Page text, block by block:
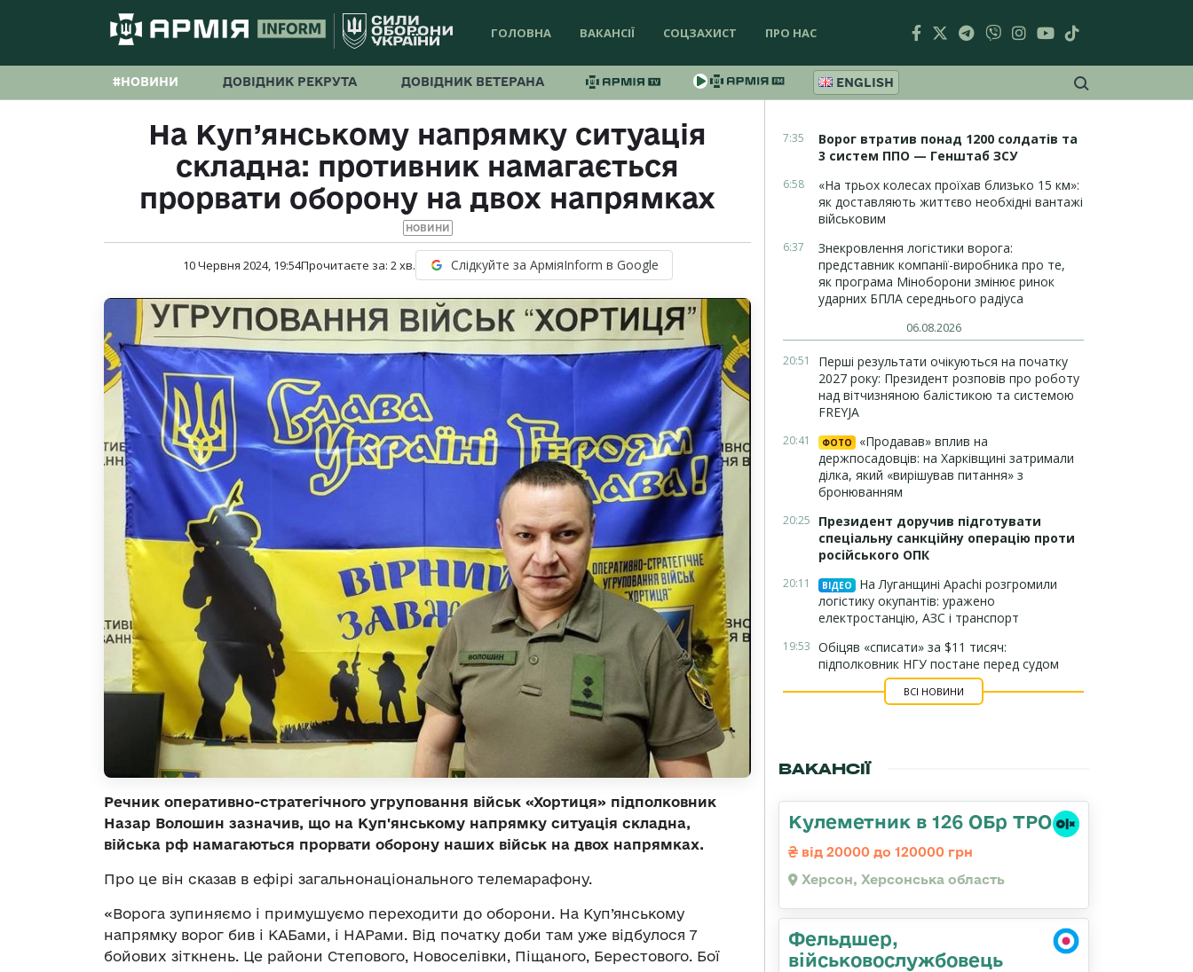
ГОЛОВНА ВАКАНСІЇ СОЦЗАХИСТ ПРО НАС
#НОВИНИ ДОВІДНИК РЕКРУТА ДОВІДНИК ВЕТЕРАНА ENGLISH
На Куп’янському напрямку ситуація
складна: противник намагається
прорвати оборону на двох напрямках
НОВИНИ
10 Червня 2024, 19:54Прочитаєте за: 2хв. Слідкуйте за АрміяInform в Google
Речник оперативно-стратегічного угруповання військ «Хортиця» підполковник
Назар Волошин зазначив, що на Куп'янському напрямку ситуація складна,
війська рф намагаються прорвати оборону наших військ на двох напрямках.
Про це він сказав в ефірі загальнонаціонального телемарафону.
«Ворога зупиняємо і примушуємо переходити до оборони. На Куп’янському
напрямку ворог бив і КАБами, і НАРами. Від початку доби там уже відбулося 7
бойових зіткнень. Це райони Степового, Новоселівки, Піщаного, Берестового. Бої
7:35
Ворог втратив понад 1200 солдатів та
3 систем ППО — Генштаб ЗСУ
6:58
«На трьох колесах проїхав близько 15 км»:
як доставляють життєво необхідні вантажі
військовим
6:37
Знекровлення логістики ворога:
представник компанії-виробника про те,
як програма Міноборони змінює ринок
ударних БПЛА середнього радіуса
06.08.2026
20:51
Перші результати очікуються на початку
2027 року: Президент розповів про роботу
над вітчизняною балістикою та системою
FREYJA
20:41 ФОТО
«Продавав» вплив на
держпосадовців: на Харківщині затримали
ділка, який «вирішував питання» з
бронюванням
20:25
Президент доручив підготувати
спеціальну санкційну операцію проти
російського ОПК
20:11 ВІДЕО
На Луганщині Apachi розгромили
логістику окупантів: уражено
електростанцію, АЗС і транспорт
19:53 Обіцяв «списати» за $11 тисяч:
підполковник НГУ постане перед судом
ВСІ НОВИНИ
ВАКАНСІЇ
Кулеметник в 126 ОБр ТРО
від 20000 до 120000 грн
Херсон, Херсонська область
Фельдшер,
військовослужбовець